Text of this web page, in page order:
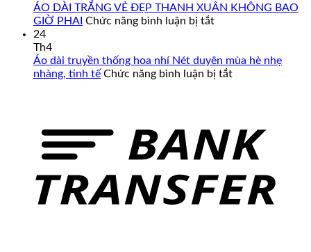
Cấp
–
Mẫu
Mã,
Chuẩn
Đến
Size
Áo
Dài
Dâu
Màu
ÁO DÀI TRẮNG VẺ ĐẸP THANH XUÂN KHÔNG BAO
GIỜ PHAI Chức năng bình luận bị tắtở
TRẮNG
VẺ
BAO
GIỜ
24
Th4
Áo dài truyền thống hoa nhí Nét duyên mùa hè nhẹ
nhàng, tinh tế Chức năng bình luận bị tắtở
hoa
nhí
duyên
mùa
hè